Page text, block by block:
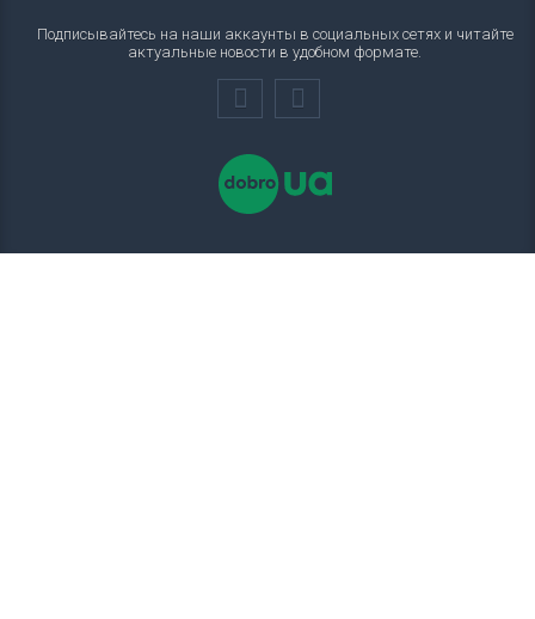
Подписывайтесь на наши аккаунты в социальных сетях и читайте
актуальные новости в удобном формате.